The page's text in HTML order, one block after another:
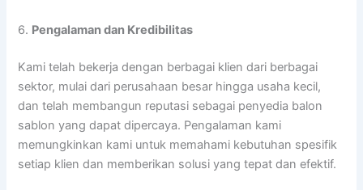
6. Pengalaman dan Kredibilitas
Kami telah bekerja dengan berbagai klien dari berbagai
sektor, mulai dari perusahaan besar hingga usaha kecil,
dan telah membangun reputasi sebagai penyedia balon
sablon yang dapat dipercaya. Pengalaman kami
memungkinkan kami untuk memahami kebutuhan spesifik
setiap klien dan memberikan solusi yang tepat dan efektif.